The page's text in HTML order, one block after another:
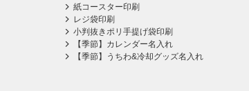
紙コースター印刷
レジ袋印刷
小判抜きポリ手提げ袋印刷
【季節】カレンダー名入れ
【季節】うちわ&冷却グッズ名入れ